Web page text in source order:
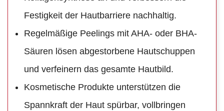
Festigkeit der Hautbarriere nachhaltig.
Regelmäßige Peelings mit AHA- oder BHA-
Säuren lösen abgestorbene Hautschuppen
und verfeinern das gesamte Hautbild.
Kosmetische Produkte unterstützen die
Spannkraft der Haut spürbar, vollbringen